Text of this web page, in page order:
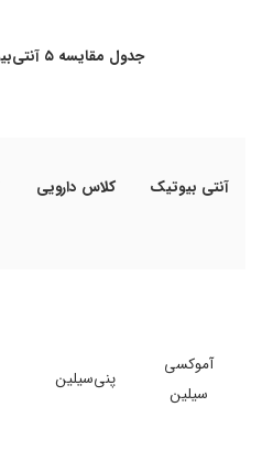
جدول مقایسه ۵ آنتی‌بیوتیک مؤثر برای عفونت ایمپلنت
آنتی بیوتیک کلاس دارویی
آموکسی
سیلین
پنی‌سیلین